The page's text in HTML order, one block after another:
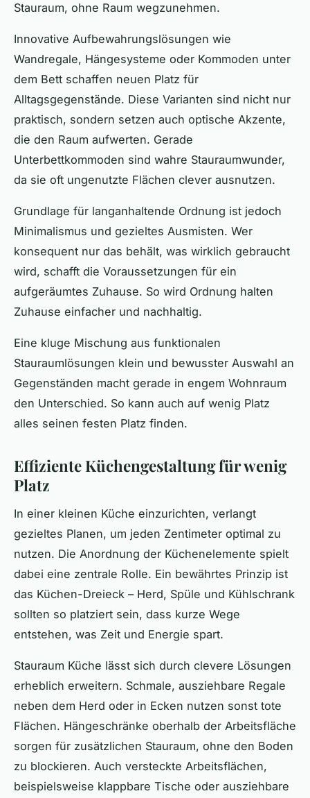
Stauraum, ohne Raum wegzunehmen.
Innovative Aufbewahrungslösungen wie
Wandregale, Hängesysteme oder Kommoden unter
dem Bett schaffen neuen Platz für
Alltagsgegenstände. Diese Varianten sind nicht nur
praktisch, sondern setzen auch optische Akzente,
die den Raum aufwerten. Gerade
Unterbettkommoden sind wahre Stauraumwunder,
da sie oft ungenutzte Flächen clever ausnutzen.
Grundlage für langanhaltende Ordnung ist jedoch
Minimalismus und gezieltes Ausmisten. Wer
konsequent nur das behält, was wirklich gebraucht
wird, schafft die Voraussetzungen für ein
aufgeräumtes Zuhause. So wird Ordnung halten
Zuhause einfacher und nachhaltig.
Eine kluge Mischung aus funktionalen
Stauraumlösungen klein und bewusster Auswahl an
Gegenständen macht gerade in engem Wohnraum
den Unterschied. So kann auch auf wenig Platz
alles seinen festen Platz finden.
Effiziente Küchengestaltung für wenig
Platz
In einer kleinen Küche einzurichten, verlangt
gezieltes Planen, um jeden Zentimeter optimal zu
nutzen. Die Anordnung der Küchenelemente spielt
dabei eine zentrale Rolle. Ein bewährtes Prinzip ist
das Küchen-Dreieck – Herd, Spüle und Kühlschrank
sollten so platziert sein, dass kurze Wege
entstehen, was Zeit und Energie spart.
Stauraum Küche lässt sich durch clevere Lösungen
erheblich erweitern. Schmale, ausziehbare Regale
neben dem Herd oder in Ecken nutzen sonst tote
Flächen. Hängeschränke oberhalb der Arbeitsfläche
sorgen für zusätzlichen Stauraum, ohne den Boden
zu blockieren. Auch versteckte Arbeitsflächen,
beispielsweise klappbare Tische oder ausziehbare